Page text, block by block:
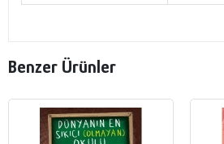
Benzer Ürünler